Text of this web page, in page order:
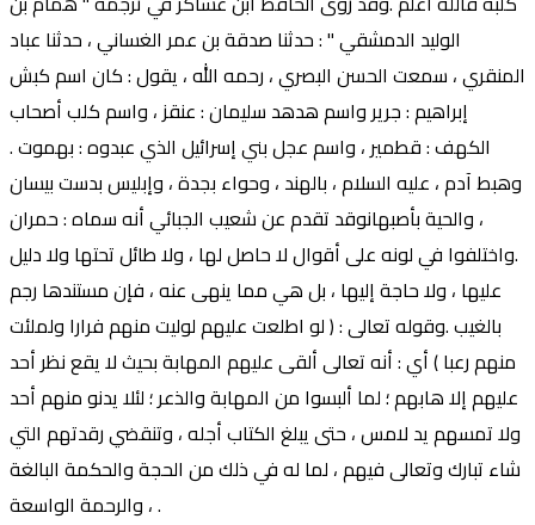
الوليد الدمشقي " : حدثنا صدقة بن عمر الغساني ، حدثنا عباد
المنقري ، سمعت الحسن البصري ، رحمه الله ، يقول : كان اسم كبش
إبراهيم : جرير واسم هدهد سليمان : عنقز ، واسم كلب أصحاب
الكهف : قطمير ، واسم عجل بني إسرائيل الذي عبدوه : بهموت .
وهبط آدم ، عليه السلام ، بالهند ، وحواء بجدة ، وإبليس بدست بيسان
، والحية بأصبهانوقد تقدم عن شعيب الجبائي أنه سماه : حمران
.واختلفوا في لونه على أقوال لا حاصل لها ، ولا طائل تحتها ولا دليل
عليها ، ولا حاجة إليها ، بل هي مما ينهى عنه ، فإن مستندها رجم
بالغيب .وقوله تعالى : ( لو اطلعت عليهم لوليت منهم فرارا ولملئت
منهم رعبا ) أي : أنه تعالى ألقى عليهم المهابة بحيث لا يقع نظر أحد
عليهم إلا هابهم ؛ لما ألبسوا من المهابة والذعر ؛ لئلا يدنو منهم أحد
ولا تمسهم يد لامس ، حتى يبلغ الكتاب أجله ، وتنقضي رقدتهم التي
شاء تبارك وتعالى فيهم ، لما له في ذلك من الحجة والحكمة البالغة
، والرحمة الواسعة .